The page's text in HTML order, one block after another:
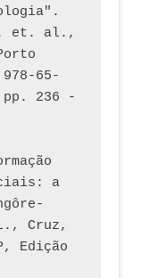
et. al.,
65-
pp. 236 -
a
Cruz,
Edição